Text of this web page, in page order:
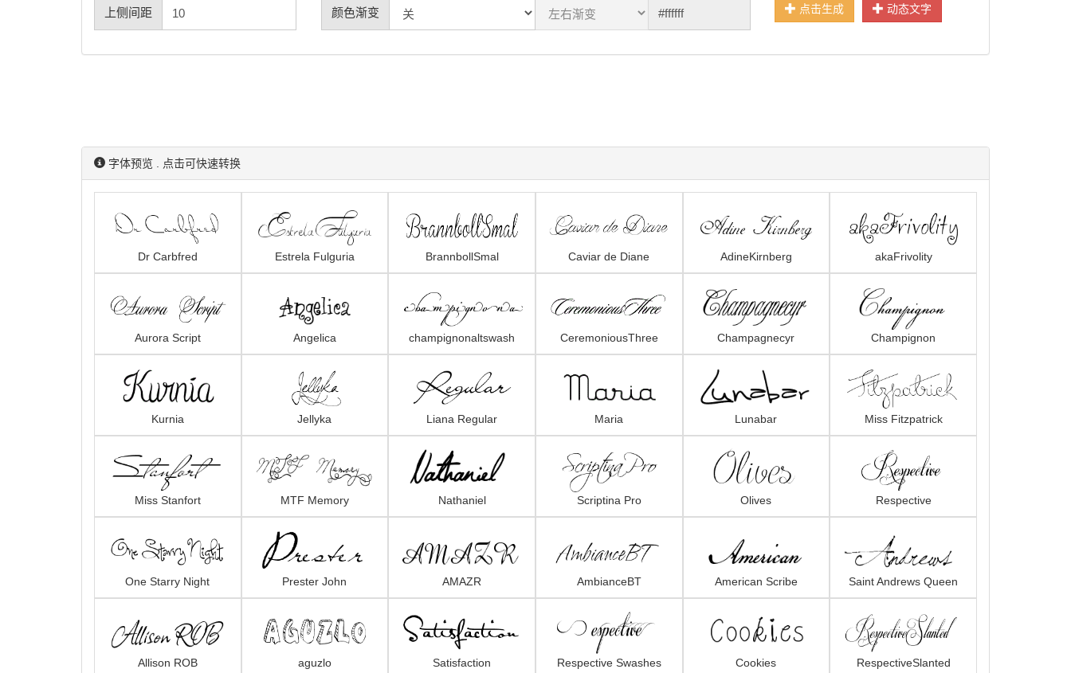
上侧间距 颜色渐变 点击生成 动态文字
字体预览 . 点击可快速转换
Dr Carbfred Estrela Fulguria BrannbollSmal Caviar de Diane AdineKirnberg akaFrivolity
Aurora Script Angelica champignonaltswash CeremoniousThree Champagnecyr Champignon
Kurnia Jellyka Liana Regular Maria Lunabar Miss Fitzpatrick
Miss Stanfort MTF Memory Nathaniel Scriptina Pro Olives Respective
One Starry Night Prester John AMAZR AmbianceBT American Scribe Saint Andrews Queen
Allison ROB aguzlo Satisfaction Respective Swashes Cookies RespectiveSlanted